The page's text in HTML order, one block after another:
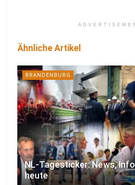
Ähnliche Artikel
BRANDENBURG
NL-Tagesticker: News,
heute